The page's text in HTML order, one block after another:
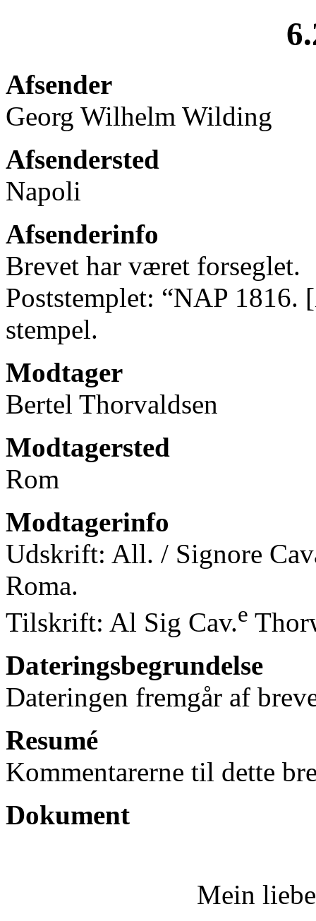
Afsender
Georg Wilhelm Wilding
Afsendersted
Napoli
Afsenderinfo
Brevet har været forseglet.
Poststemplet: “NAP
stempel.
Modtager
Bertel Thorvaldsen
Modtagersted
Rom
Modtagerinfo
Udskrift: All. / Signore
Roma.
Tilskrift: Al Sig Cav.e
Dateringsbegrundelse
Dateringen fremgår af
Resumé
Kommentarerne til dette
Dokument
Mein